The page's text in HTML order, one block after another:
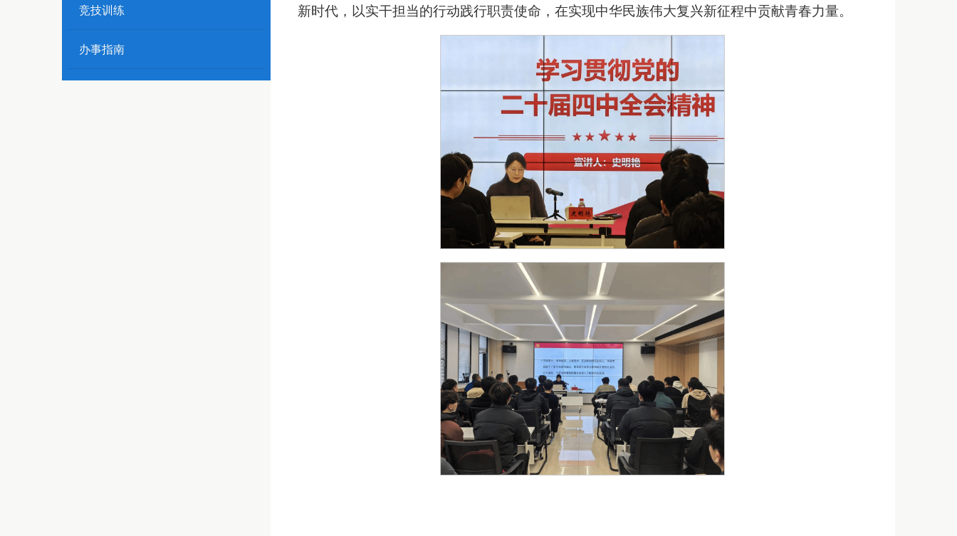
竞技训练
办事指南
新时代，以实干担当的行动践行职责使命，在实现中华民族伟大复兴新征程中贡献青春力量。